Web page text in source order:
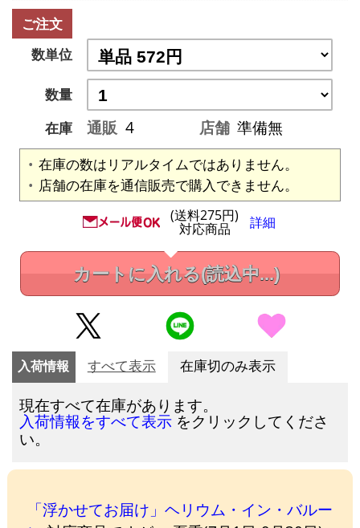
ご注文
数単位
数量
在庫
通販 4 店舗 準備無
在庫の数はリアルタイムではありません。
店舗の在庫を通信販売で購入できません。
(送料275円)
対応商品 詳細
カートに入れる(読込中...)
入荷情報 すべて表示 在庫切のみ表示
現在すべて在庫があります。
入荷情報をすべて表示 をクリックしてくださ
い。
「浮かせてお届け」ヘリウム・イン・バルー